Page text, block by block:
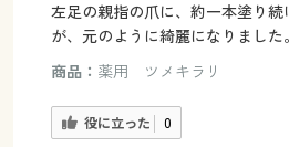
左足の親指の爪に、約一本塗り続
が、元のように綺麗になりました。
商品： 薬用 ツメキラリ
役に立った 0